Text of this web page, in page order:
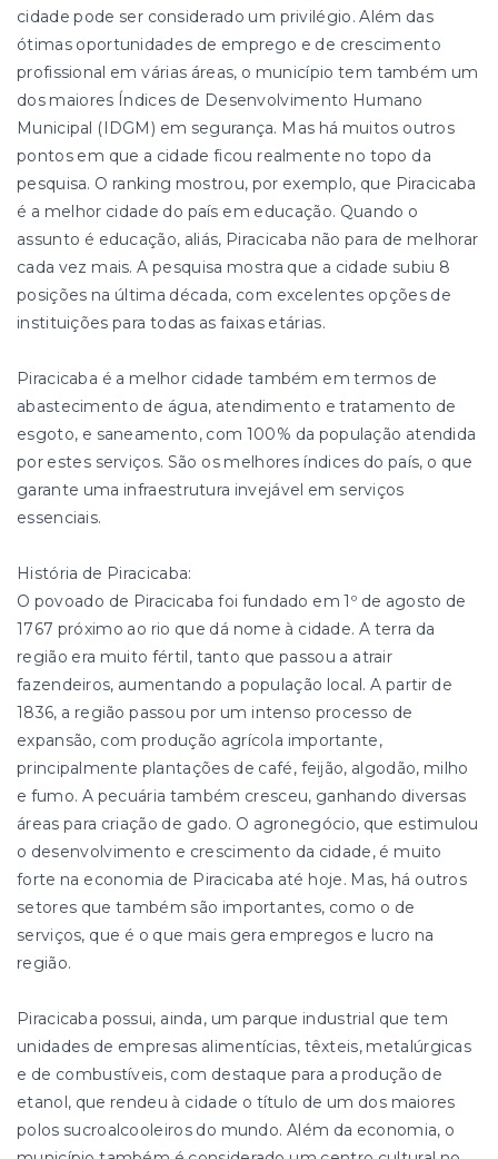
cidade pode ser considerado um privilégio. Além das
ótimas oportunidades de emprego e de crescimento
profissional em várias áreas, o município tem também um
dos maiores Índices de Desenvolvimento Humano
Municipal (IDGM) em segurança. Mas há muitos outros
pontos em que a cidade ficou realmente no topo da
pesquisa. O ranking mostrou, por exemplo, que Piracicaba
é a melhor cidade do país em educação. Quando o
assunto é educação, aliás, Piracicaba não para de melhorar
cada vez mais. A pesquisa mostra que a cidade subiu 8
posições na última década, com excelentes opções de
instituições para todas as faixas etárias.
Piracicaba é a melhor cidade também em termos de
abastecimento de água, atendimento e tratamento de
esgoto, e saneamento, com 100% da população atendida
por estes serviços. São os melhores índices do país, o que
garante uma infraestrutura invejável em serviços
essenciais.
História de Piracicaba:
O povoado de Piracicaba foi fundado em 1º de agosto de
1767 próximo ao rio que dá nome à cidade. A terra da
região era muito fértil, tanto que passou a atrair
fazendeiros, aumentando a população local. A partir de
1836, a região passou por um intenso processo de
expansão, com produção agrícola importante,
principalmente plantações de café, feijão, algodão, milho
e fumo. A pecuária também cresceu, ganhando diversas
áreas para criação de gado. O agronegócio, que estimulou
o desenvolvimento e crescimento da cidade, é muito
forte na economia de Piracicaba até hoje. Mas, há outros
setores que também são importantes, como o de
serviços, que é o que mais gera empregos e lucro na
região.
Piracicaba possui, ainda, um parque industrial que tem
unidades de empresas alimentícias, têxteis, metalúrgicas
e de combustíveis, com destaque para a produção de
etanol, que rendeu à cidade o título de um dos maiores
polos sucroalcooleiros do mundo. Além da economia, o